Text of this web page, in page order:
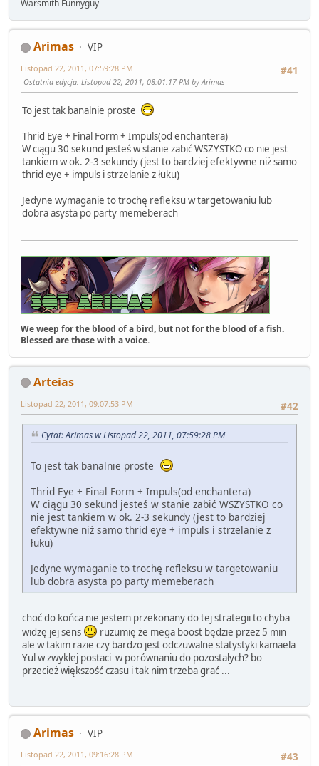
Warsmith Funnyguy
Arimas
VIP
#41
Listopad 22, 2011, 07:59:28 PM
Ostatnia edycja: Listopad 22, 2011, 08:01:17 PM by Arimas
To jest tak banalnie proste
Thrid Eye + Final Form + Impuls(od enchantera)
W ciągu 30 sekund jesteś w stanie zabić WSZYSTKO co nie jest
tankiem w ok. 2-3 sekundy (jest to bardziej efektywne niż samo
thrid eye + impuls i strzelanie z łuku)
Jedyne wymaganie to trochę refleksu w targetowaniu lub
dobra asysta po party memeberach
We weep for the blood of a bird, but not for the blood of a fish.
Blessed are those with a voice.
Arteias
#42
Listopad 22, 2011, 09:07:53 PM
Cytat: Arimas w Listopad 22, 2011, 07:59:28 PM
To jest tak banalnie proste
Thrid Eye + Final Form + Impuls(od enchantera)
W ciągu 30 sekund jesteś w stanie zabić WSZYSTKO co
nie jest tankiem w ok. 2-3 sekundy (jest to bardziej
efektywne niż samo thrid eye + impuls i strzelanie z
łuku)
Jedyne wymaganie to trochę refleksu w targetowaniu
lub dobra asysta po party memeberach
choć do końca nie jestem przekonany do tej strategii to chyba
widzę jej sens
ruzumię że mega boost będzie przez 5 min
ale w takim razie czy bardzo jest odczuwalne statystyki kamaela
Yul w zwykłej postaci w porównaniu do pozostałych? bo
przecież większość czasu i tak nim trzeba grać ...
Arimas
VIP
#43
Listopad 22, 2011, 09:16:28 PM